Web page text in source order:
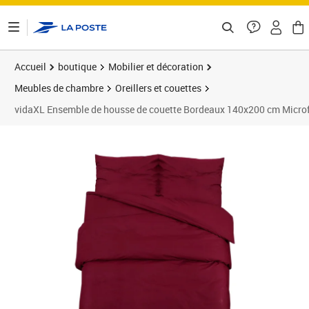
Accueil boutique
Mobilier et décoration
Meubles de chambre
Oreillers et couettes
vidaXL Ensemble de housse de couette Bordeaux 140x200 cm